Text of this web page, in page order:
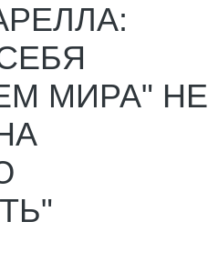
МИРА" НЕ